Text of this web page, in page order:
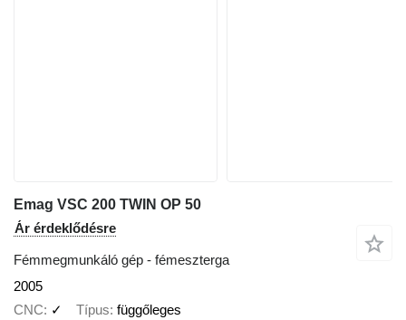
Emag VSC 200 TWIN OP 50
Ár érdeklődésre
Fémmegmunkáló gép - fémeszterga
2005
CNC
✓ Típus függőleges